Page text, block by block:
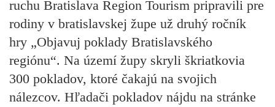
ruchu Bratislava Region Tourism pripravili pre
rodiny v bratislavskej župe už druhý ročník
hry „Objavuj poklady Bratislavského
regiónu“. Na území župy skryli škriatkovia
300 pokladov, ktoré čakajú na svojich
nálezcov. Hľadači pokladov nájdu na stránke